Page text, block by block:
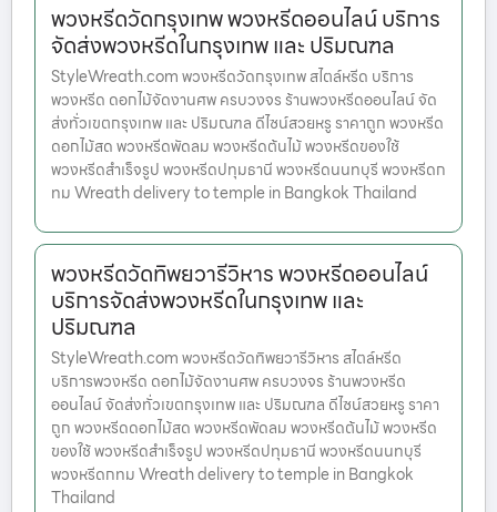
พวงหรีดวัดกรุงเทพ พวงหรีดออนไลน์ บริการ
จัดส่งพวงหรีดในกรุงเทพ และ ปริมณฑล
StyleWreath.com พวงหรีดวัดกรุงเทพ สไตล์หรีด บริการ
พวงหรีด ดอกไม้จัดงานศพ ครบวงจร ร้านพวงหรีดออนไลน์ จัด
ส่งทั่วเขตกรุงเทพ และ ปริมณฑล ดีไซน์สวยหรู ราคาถูก พวงหรีด
ดอกไม้สด พวงหรีดพัดลม พวงหรีดต้นไม้ พวงหรีดของใช้
พวงหรีดสำเร็จรูป พวงหรีดปทุมธานี พวงหรีดนนทบุรี พวงหรีดก
ทม Wreath delivery to temple in Bangkok Thailand
พวงหรีดวัดทิพยวารีวิหาร พวงหรีดออนไลน์
บริการจัดส่งพวงหรีดในกรุงเทพ และ
ปริมณฑล
StyleWreath.com พวงหรีดวัดทิพยวารีวิหาร สไตล์หรีด
บริการพวงหรีด ดอกไม้จัดงานศพ ครบวงจร ร้านพวงหรีด
ออนไลน์ จัดส่งทั่วเขตกรุงเทพ และ ปริมณฑล ดีไซน์สวยหรู ราคา
ถูก พวงหรีดดอกไม้สด พวงหรีดพัดลม พวงหรีดต้นไม้ พวงหรีด
ของใช้ พวงหรีดสำเร็จรูป พวงหรีดปทุมธานี พวงหรีดนนทบุรี
พวงหรีดกทม Wreath delivery to temple in Bangkok
Thailand